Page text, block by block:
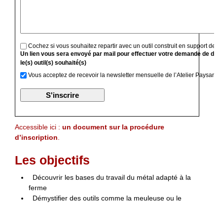
Cochez si vous souhaitez repartir avec un outil construit en support de
Un lien vous sera envoyé par mail pour effectuer votre demande de
le(s) outil(s) souhaité(s)
Vous acceptez de recevoir la newsletter mensuelle de l’Atelier Paysan
Accessible ici : un document sur la procédure
d’inscription
Les objectifs
Découvrir les bases du travail du métal adapté à la
ferme
Démystifier des outils comme la meuleuse ou le